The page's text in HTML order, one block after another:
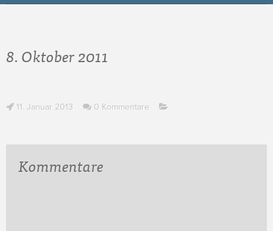
8. Oktober 2011
11. Januar 2013 0 Kommentare
Kommentare